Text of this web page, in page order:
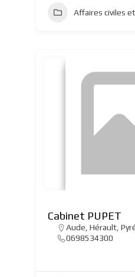
Affaires civiles
Cabinet PUPET
Aude Hérault,
0698534300